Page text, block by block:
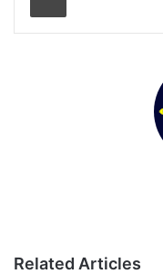
Related Articles